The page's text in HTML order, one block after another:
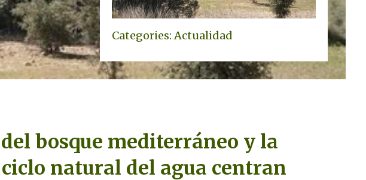
Categories: Actualidad
bosque mediterráneo y la
natural del agua centran